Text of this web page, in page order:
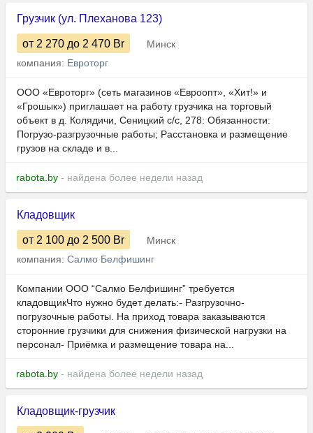
Грузчик (ул. Плеханова 123)
от 2 270 до 2 470 Br
Минск
компания: Евроторг
ООО «Евроторг» (сеть магазинов «Евроопт», «Хит!» и
«Грошык») приглашает на работу грузчика на торговый
объект в д. Колядичи, Сеницкий с/с, 278: Обязанности:
Погрузо-разгрузочные работы; Расстановка и размещение
грузов на складе и в...
rabota.by - найдена более недели назад
Кладовщик
от 2 100 до 2 500 Br
Минск
компания: Салмо Белфишинг
Компании ООО “Салмо Белфишинг” требуется
кладовщикЧто нужно будет делать:- Разгрузочно-
погрузочные работы. На приход товара заказываются
сторонние грузчики для снижения физической нагрузки на
персонал- Приёмка и размещение товара на...
rabota.by - найдена более недели назад
Кладовщик-грузчик